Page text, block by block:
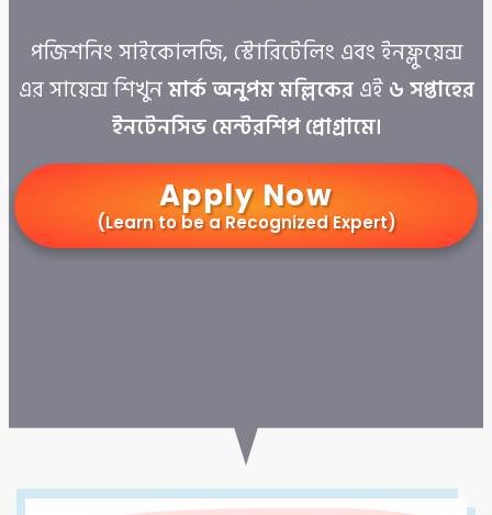
পজিশনিং সাইকোলজি, স্টোরিটেলিং এবং ইনফ্লুয়েন্স
এর সায়েন্স শিখুনমার্ক অনুপম মল্লিকেরএই৬ সপ্তাহের
ইনটেনসিভ মেন্টরশিপ প্রোগ্রামে।
Apply Now
(Learn to be a Recognized Expert)